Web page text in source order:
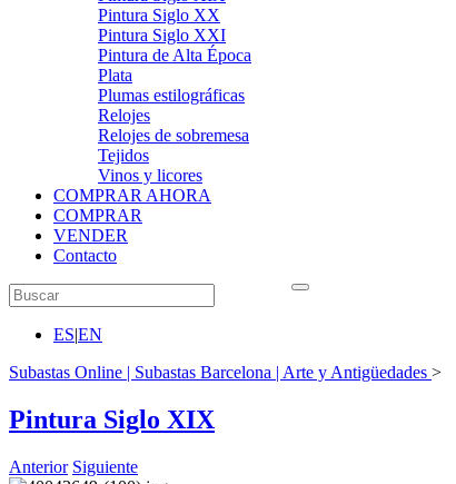
Pintura Siglo XX
Pintura Siglo XXI
Pintura de Alta Época
Plata
Plumas estilográficas
Relojes
Relojes de sobremesa
Tejidos
Vinos y licores
COMPRAR AHORA
COMPRAR
VENDER
Contacto
ES|EN
Subastas Online | Subastas Barcelona | Arte y Antigüedades >
Pintura Siglo XIX
Anterior Siguiente